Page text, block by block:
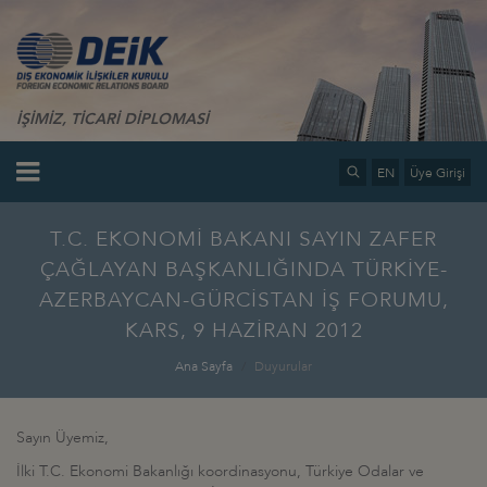
İŞİMİZ, TİCARİ DİPLOMASİ
EN Üye Girişi
T.C. EKONOMİ BAKANI SAYIN ZAFER
ÇAĞLAYAN BAŞKANLIĞINDA TÜRKİYE-
AZERBAYCAN-GÜRCİSTAN İŞ FORUMU,
KARS, 9 HAZİRAN 2012
Ana Sayfa Duyurular
Sayın Üyemiz,
İlki T.C. Ekonomi Bakanlığı koordinasyonu, Türkiye Odalar ve